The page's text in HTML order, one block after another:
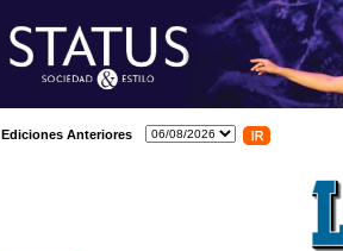
Ediciones Anteriores